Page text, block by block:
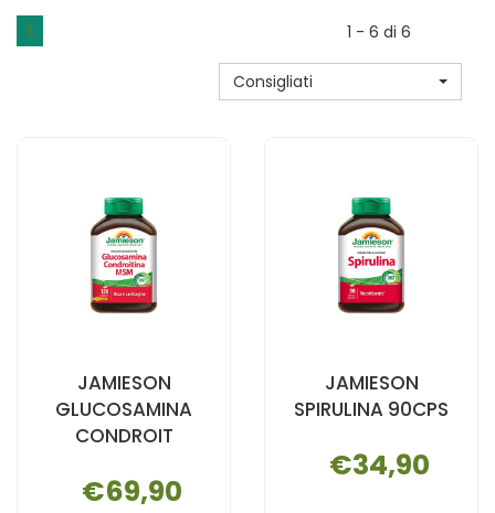
1 1 - 6 di 6
Consigliati
JAMIESON
GLUCOSAMINA
CONDROIT
€69,90
JAMIESON
SPIRULINA 90CPS
€34,90